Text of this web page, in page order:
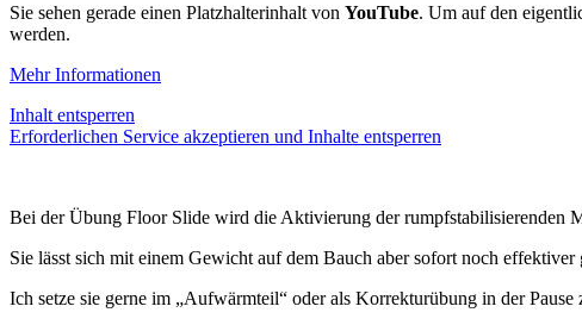
Sie sehen gerade einen Platzhalterinhalt von YouTube. Um auf den
werden.
Mehr Informationen
Inhalt entsperren
Erforderlichen Service akzeptieren und Inhalte entsperren
Bei der Übung Floor Slide wird die Aktivierung der rumpfstabilisierenden
Sie lässt sich mit einem Gewicht auf dem Bauch aber sofort noch effektiver
Ich setze sie gerne im „Aufwärmteil“ oder als Korrekturübung in der